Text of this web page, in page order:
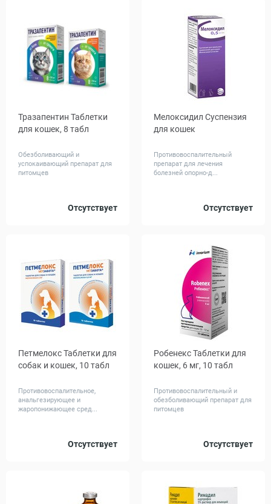
Тразапентин Таблетки
для кошек, 8 табл
Обезболивающий и
успокаивающий препарат для
питомцев
Отсутствует
до 4 от 4
Мелоксидил Суспензия
для кошек
Противовоспалительный
препарат для лечения
болезней опорно-д...
Отсутствует
5 15
Петмелокс Таблетки для
собак и кошек, 10 табл
Противовоспалительное,
анальгезирующее и
жаропонижающее сред...
Отсутствует
0.5 2
Робенекс Таблетки для
кошек, 6 мг, 10 табл
Противовоспалительный и
обезболивающий препарат для
питомцев
Отсутствует